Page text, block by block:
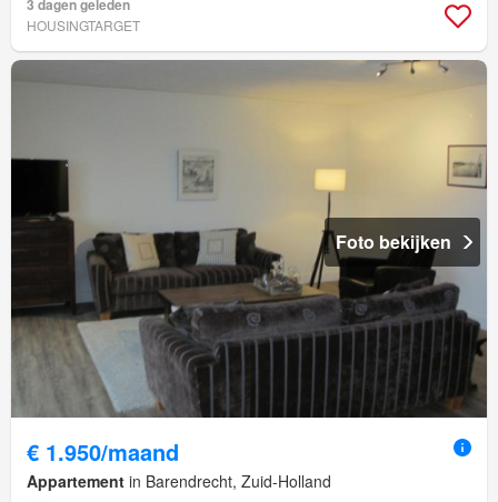
3 dagen geleden
HOUSINGTARGET
Foto bekijken
€ 1.950/maand
Appartement in Barendrecht, Zuid-Holland